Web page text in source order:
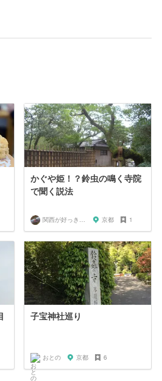
かぐや姫！？鈴虫の鳴く寺院
で聞く説法
関西が好っきゃねん 京都 1
子宝神社巡り
おとの 京都 6